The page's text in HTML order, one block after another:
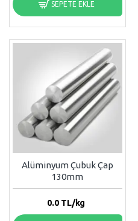
SEPETE EKLE
Alüminyum Çubuk Çap
130mm
0.0TL/kg